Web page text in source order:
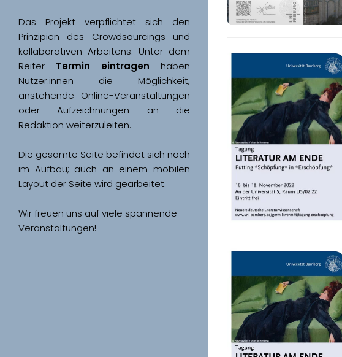
Das Projekt verpflichtet sich den
Prinzipien des Crowdsourcings und
kollaborativen Arbeitens. Unter dem
Reiter Termin eintragen haben
Nutzer:innen die Möglichkeit,
anstehende Online-Veranstaltungen
oder Aufzeichnungen an die
Redaktion weiterzuleiten.
Die gesamte Seite befindet sich noch
im Aufbau; auch an einem mobilen
Wir freuen uns auf viele spannende
Veranstaltungen!